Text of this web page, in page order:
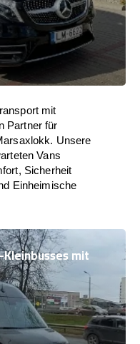
mit
Partner für
Unsere
Vans
Sicherheit
Einheimische
mit